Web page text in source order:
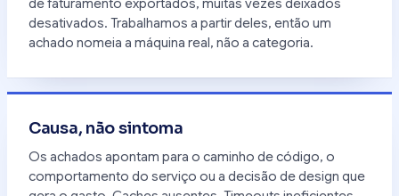
de faturamento exportados, muitas vezes deixados
desativados. Trabalhamos a partir deles, então um
achado nomeia a máquina real, não a categoria.
Causa, não sintoma
Os achados apontam para o caminho de código, o
comportamento do serviço ou a decisão de design que